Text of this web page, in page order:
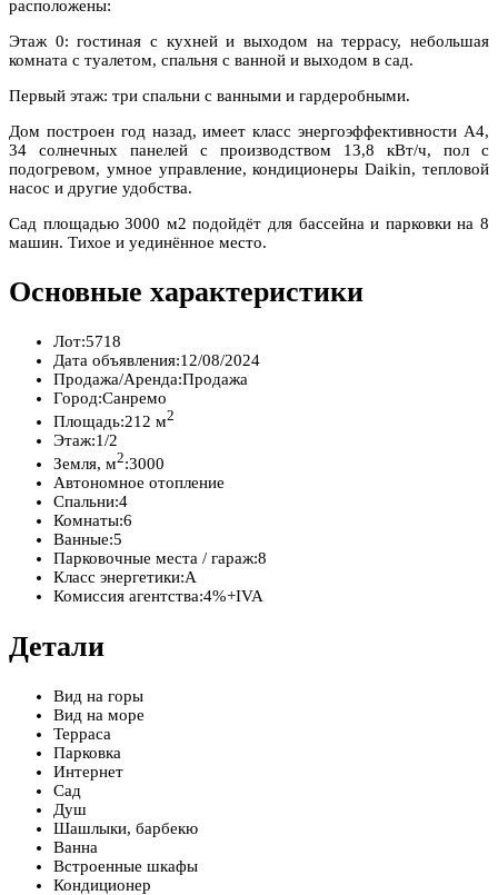
расположены:
Этаж 0: гостиная с кухней и выходом на террасу, небольшая
комната с туалетом, спальня с ванной и выходом в сад.
Первый этаж: три спальни с ванными и гардеробными.
Дом построен год назад, имеет класс энергоэффективности А4,
34 солнечных панелей с производством 13,8 кВт/ч, пол с
подогревом, умное управление, кондиционеры Daikin, тепловой
насос и другие удобства.
Сад площадью 3000 м2 подойдёт для бассейна и парковки на 8
машин. Тихое и уединённое место.
Основные характеристики
Лот:5718
Дата объявления:12/08/2024
Продажа/Аренда:Продажа
Город:Санремо
Площадь:212 м2
Этаж:1/2
Земля, м2:3000
Автономное отопление
Спальни:4
Комнаты:6
Ванные:5
Парковочные места / гараж:8
Класс энергетики:A
Комиссия агентства:4%+IVA
Детали
Вид на горы
Вид на море
Терраса
Парковка
Интернет
Сад
Душ
Шашлыки, барбекю
Ванна
Встроенные шкафы
Кондиционер